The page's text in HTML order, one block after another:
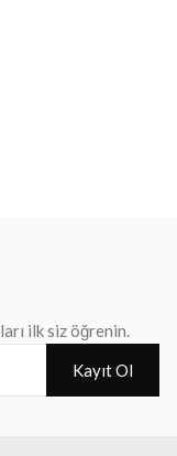
ilk siz öğrenin.
Kayıt Ol